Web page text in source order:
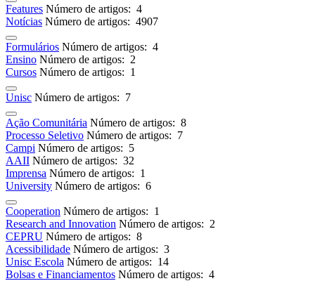
Features Número de artigos: 4
Notícias Número de artigos: 4907
Formulários Número de artigos: 4
Ensino Número de artigos: 2
Cursos Número de artigos: 1
Unisc Número de artigos: 7
Ação Comunitária Número de artigos: 8
Processo Seletivo Número de artigos: 7
Campi Número de artigos: 5
AAII Número de artigos: 32
Imprensa Número de artigos: 1
University Número de artigos: 6
Cooperation Número de artigos: 1
Research and Innovation Número de artigos: 2
CEPRU Número de artigos: 8
Acessibilidade Número de artigos: 3
Unisc Escola Número de artigos: 14
Bolsas e Financiamentos Número de artigos: 4